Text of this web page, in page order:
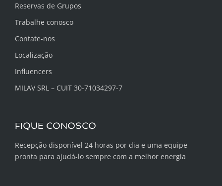
Reservas de Grupos
Trabalhe conosco
Contate-nos
Localização
Influencers
MILAV SRL – CUIT 30-71034297-7
FIQUE CONOSCO
Recepção disponível 24 horas por dia e uma equipe
pronta para ajudá-lo sempre com a melhor energia